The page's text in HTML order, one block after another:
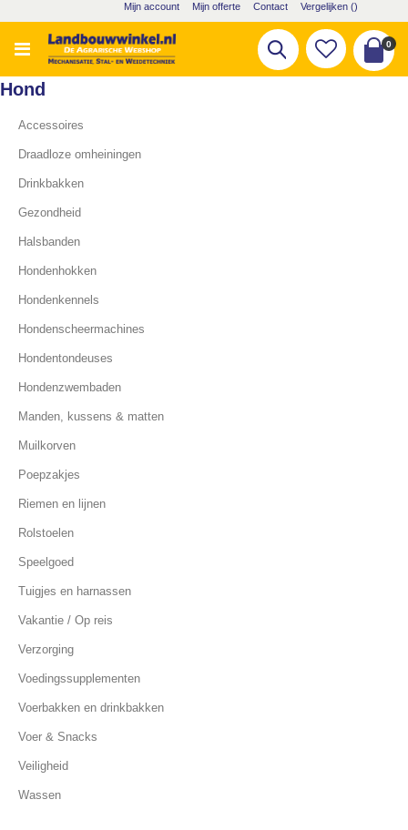
naar
de
inhoud
Mijn account Mijn offerte Contact Vergelijken ()
Cart
0
Zoek
Hond
Accessoires
Draadloze omheiningen
Drinkbakken
Gezondheid
Halsbanden
Hondenhokken
Hondenkennels
Hondenscheermachines
Hondentondeuses
Hondenzwembaden
Manden, kussens & matten
Muilkorven
Poepzakjes
Riemen en lijnen
Rolstoelen
Speelgoed
Tuigjes en harnassen
Vakantie / Op reis
Verzorging
Voedingssupplementen
Voerbakken en drinkbakken
Voer & Snacks
Veiligheid
Wassen